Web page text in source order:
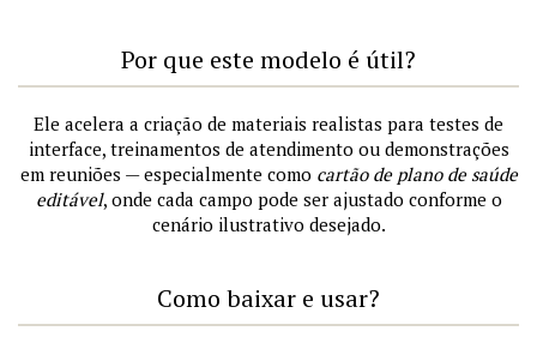
Por que este modelo é útil?
Ele acelera a criação de materiais realistas para testes de
interface, treinamentos de atendimento ou demonstrações
em reuniões — especialmente como cartão de plano de saúde
editável, onde cada campo pode ser ajustado conforme o
cenário ilustrativo desejado.
Como baixar e usar?